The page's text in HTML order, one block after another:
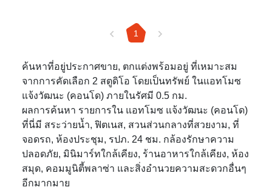
1
ค้นหาที่อยู่ประกาศขาย, ตกแต่งพร้อมอยู่ ที่เหมาะสม
จากการคัดเลือก 2 สตูดิโอ โดยเป็นทรัพย์ ในแอทโมซ
แจ้งวัฒนะ (คอนโด) ภายในรัศมี 0.5 กม.
ผลการค้นหา รายการใน แอทโมซ แจ้งวัฒนะ (คอนโด)
ที่นี่มี สระว่ายน้ำ, ฟิตเนส, สวนส่วนกลางที่สวยงาม, ที่
จอดรถ, ห้องประชุม, รปภ. 24 ชม. กล้องรักษาความ
ปลอดภัย, มินิมาร์ทใกล้เคียง, ร้านอาหารใกล้เคียง, ห้อง
สมุด, คอมมูนิตี้พลาซ่า และสิ่งอำนวยความสะดวกอื่นๆ
อีกมากมาย